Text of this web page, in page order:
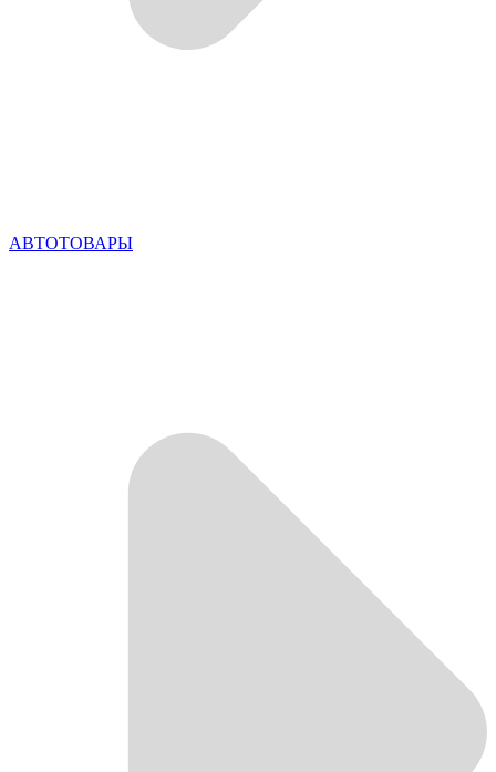
АВТОТОВАРЫ